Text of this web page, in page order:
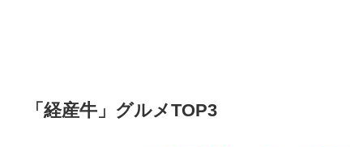
「経産牛」グルメTOP3